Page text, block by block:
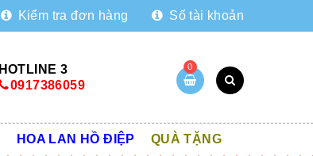
Kiểm tra đơn hàng Số tài khoản
HOTLINE 3
0917386059
0
HOA LAN HỒ ĐIỆP QUÀ TẶNG